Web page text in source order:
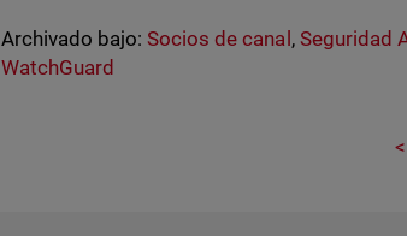
Archivado bajo: Socios de canal , Seguridad
WatchGuard